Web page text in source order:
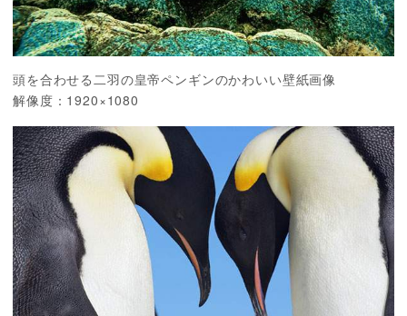
頭を合わせる二羽の皇帝ペンギンのかわいい壁紙画像
解像度：1920×1080